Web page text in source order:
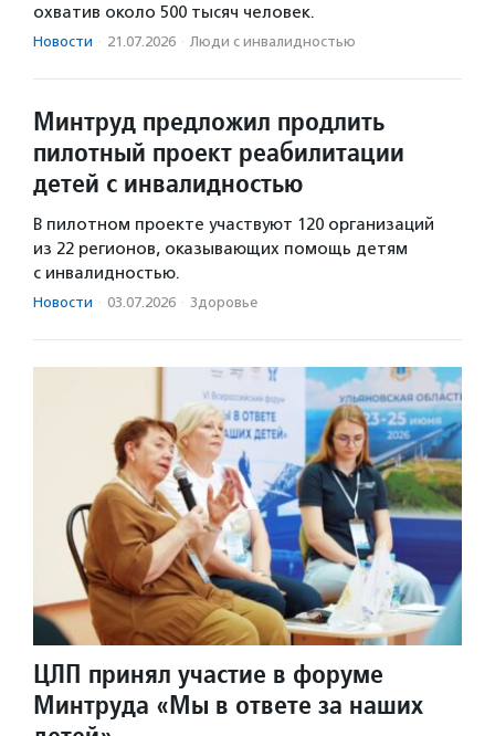
охватив около 500 тысяч человек.
Новости · 21.07.2026 · Люди с инвалидностью
Минтруд предложил продлить
пилотный проект реабилитации
детей с инвалидностью
В пилотном проекте участвуют 120 организаций
из 22 регионов, оказывающих помощь детям
с инвалидностью.
Новости · 03.07.2026 · Здоровье
ЦЛП принял участие в форуме
Минтруда «Мы в ответе за наших